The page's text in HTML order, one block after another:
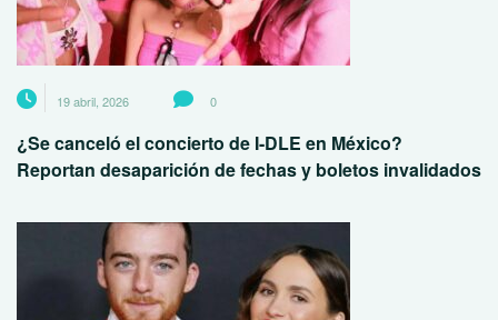
19 abril, 2026 0
¿Se canceló el concierto de I-DLE en México?
Reportan desaparición de fechas y boletos invalidados